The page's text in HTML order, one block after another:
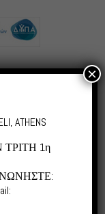
ATHENS
1η
×